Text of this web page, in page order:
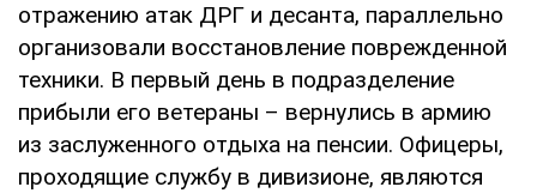
отражению атак ДРГ и десанта, параллельно
организовали восстановление поврежденной
техники. В первый день в подразделение
прибыли его ветераны – вернулись в армию
из заслуженного отдыха на пенсии. Офицеры,
проходящие службу в дивизионе, являются